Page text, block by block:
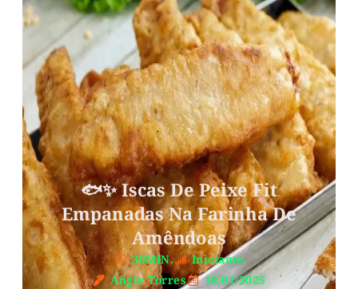
🐟✨ Iscas De Peixe Fit
Empanadas Na Farinha De
Amêndoas
30MIN.
Iniciante
Angie Torres
18/01/2025